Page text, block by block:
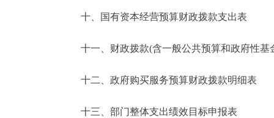
十、国有资本经营预算财政拨款支出表
十一、财政拨款(含一般公共预算和政府性基
十二、政府购买服务预算财政拨款明细表
十三、部门整体支出绩效目标申报表